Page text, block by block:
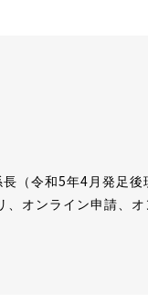
（令和5年4月発足後
オンライン申請、オ